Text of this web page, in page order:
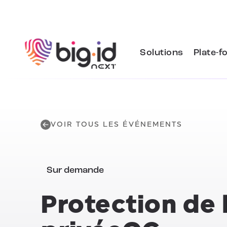
Solutions Plate-
VOIR TOUS LES ÉVÉNEMENTS
Sur demande
Protection de